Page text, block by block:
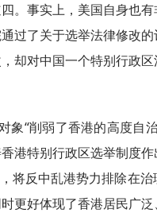
。事实上，美国自身也
过了关于选举法律修改
却对中国一个特别行政
象“削弱了香港的高度自
港特别行政区选举制度
将反中乱港势力排除在
更好体现了香港居民广